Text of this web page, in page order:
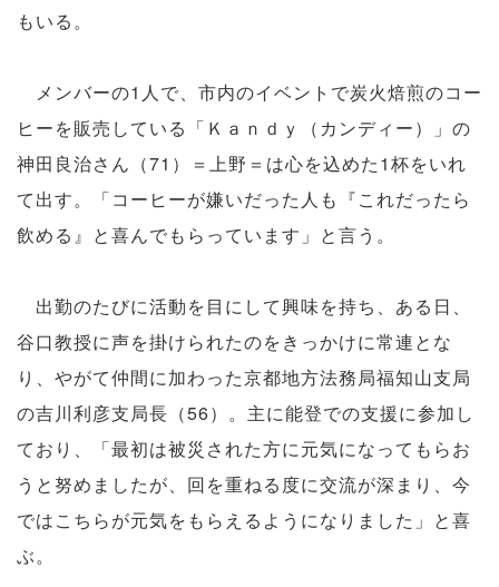
もいる。
メンバーの1人で、市内のイベントで炭火焙煎のコー
ヒーを販売している「Ｋａｎｄｙ（カンディー）」の
神田良治さん（71）＝上野＝は心を込めた1杯をいれ
て出す。「コーヒーが嫌いだった人も『これだったら
飲める』と喜んでもらっています」と言う。
出勤のたびに活動を目にして興味を持ち、ある日、
谷口教授に声を掛けられたのをきっかけに常連とな
り、やがて仲間に加わった京都地方法務局福知山支局
の吉川利彦支局長（56）。主に能登での支援に参加し
ており、「最初は被災された方に元気になってもらお
うと努めましたが、回を重ねる度に交流が深まり、今
ではこちらが元気をもらえるようになりました」と喜
ぶ。